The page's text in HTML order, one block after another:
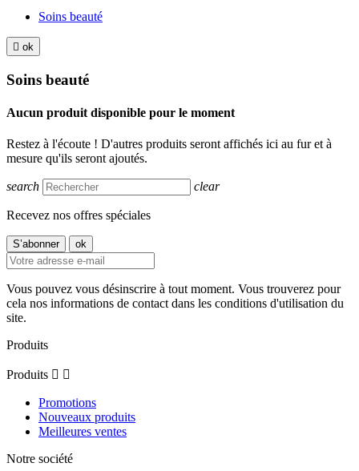
Soins beauté
 ok
Soins beauté
Aucun produit disponible pour le moment
Restez à l'écoute ! D'autres produits seront affichés ici au fur et à
mesure qu'ils seront ajoutés.
search clear
Recevez nos offres spéciales
Vous pouvez vous désinscrire à tout moment. Vous trouverez pour
cela nos informations de contact dans les conditions d'utilisation du
site.
Produits
Produits  
Promotions
Nouveaux produits
Meilleures ventes
Notre société